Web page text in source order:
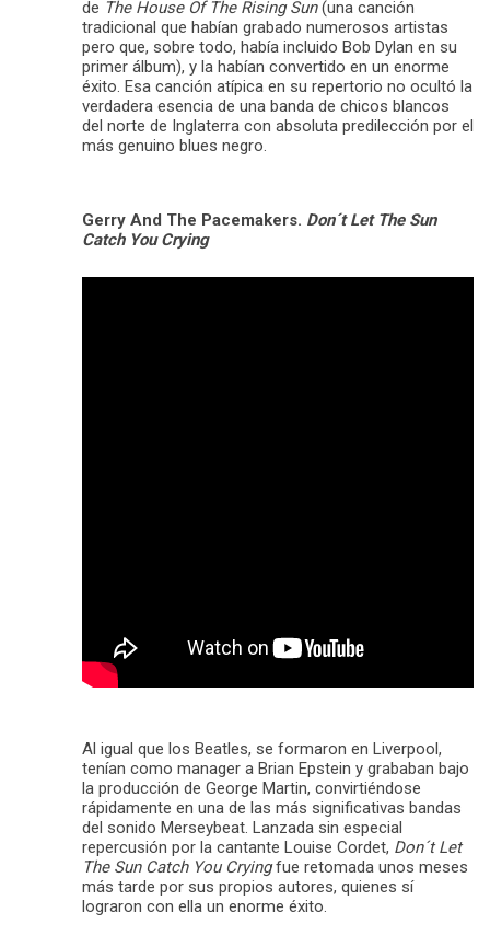
de The House Of The Rising Sun(una canción
tradicional que habían grabado numerosos artistas
pero que, sobre todo, había incluido Bob Dylan en su
primer álbum), y la habían convertido en un enorme
éxito. Esa canción atípica en su repertorio no ocultó la
verdadera esencia de una banda de chicos blancos
del norte de Inglaterra con absoluta predilección por el
más genuino blues negro.
Gerry And The Pacemakers. Don´t Let The Sun
Catch You Crying
Al igual que los Beatles, se formaron en Liverpool,
tenían como manager a Brian Epstein y grababan bajo
la producción de George Martin, convirtiéndose
rápidamente en una de las más significativas bandas
del sonido Merseybeat. Lanzada sin especial
repercusión por la cantante Louise Cordet, Don´t Let
The Sun Catch You Cryingfue retomada unos meses
más tarde por sus propios autores, quienes sí
lograron con ella un enorme éxito.